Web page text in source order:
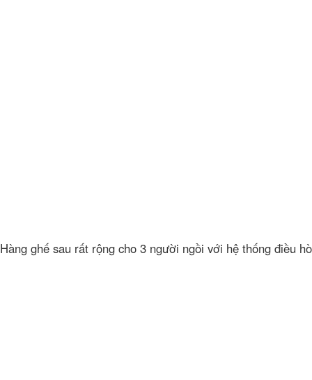
Hàng ghế sau rất rộng cho 3 người ngồi với hệ thống điều